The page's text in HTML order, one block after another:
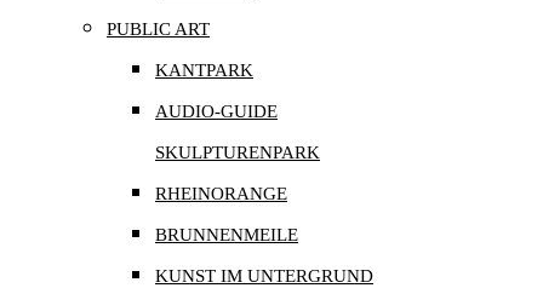
PUBLIC ART
KANTPARK
AUDIO-GUIDE
SKULPTURENPARK
RHEINORANGE
BRUNNENMEILE
KUNST IM UNTERGRUND